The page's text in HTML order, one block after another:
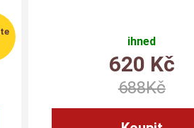
ihned
620 Kč
688Kč